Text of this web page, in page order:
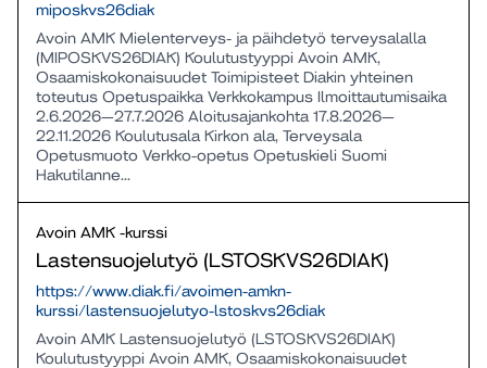
miposkvs26diak
Avoin AMK Mielenterveys- ja päihdetyö terveysalalla
(MIPOSKVS26DIAK) Koulutustyyppi Avoin AMK,
Osaamiskokonaisuudet Toimipisteet Diakin yhteinen
toteutus Opetuspaikka Verkkokampus Ilmoittautumisaika
2.6.2026—27.7.2026 Aloitusajankohta 17.8.2026—
22.11.2026 Koulutusala Kirkon ala, Terveysala
Opetusmuoto Verkko-opetus Opetuskieli Suomi
Hakutilanne...
Avoin AMK -kurssi
Lastensuojelutyö (LSTOSKVS26DIAK)
https://www.diak.fi/avoimen-amkn-
kurssi/lastensuojelutyo-lstoskvs26diak
Avoin AMK Lastensuojelutyö (LSTOSKVS26DIAK)
Koulutustyyppi Avoin AMK, Osaamiskokonaisuudet